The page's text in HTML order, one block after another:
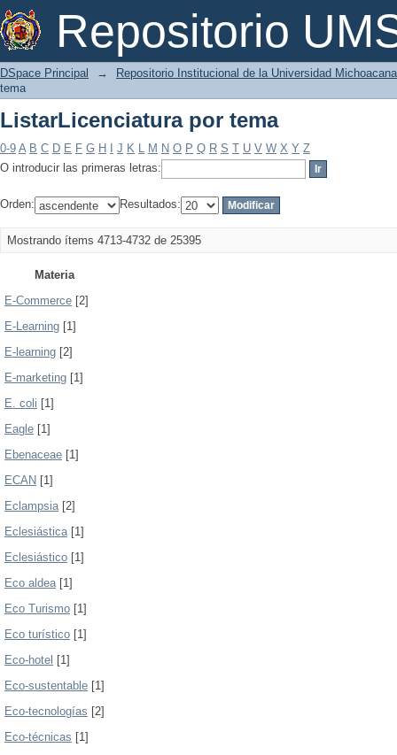
Repositorio
ListarLicenciatura por tema
DSpace Principal →
Repositorio Institucional de la Universidad
tema
ListarLicenciatura por tema
0-9 A B C D E F G H J K L M N O P Q R S T U V W X Y Z
O introducir las primeras letras:
Orden: Resultados:
Mostrando ítems 4713-4732 de 25395
Materia
E-Commerce [2]
E-Learning [1]
E-learning [2]
E-marketing [1]
E. coli [1]
Eagle [1]
Ebenaceae [1]
ECAN [1]
Eclampsia[2]
Eclesiástica[1]
Eclesiástico [1]
Eco aldea[1]
Eco Turismo [1]
Eco turístico [1]
Eco-hotel [1]
Eco-sustentable [1]
Eco-tecnologías [2]
Eco-técnicas [1]